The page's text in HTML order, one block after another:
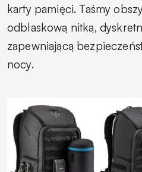
karty pamięci. Taśmy
odblaskową nitką,
zapewniającą
nocy.